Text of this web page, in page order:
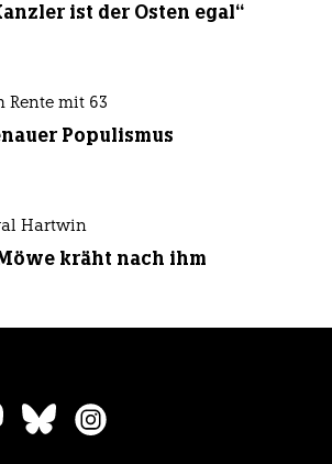
ist der Osten egal“
Rente mit 63
Populismus
Hartwin
kräht nach ihm